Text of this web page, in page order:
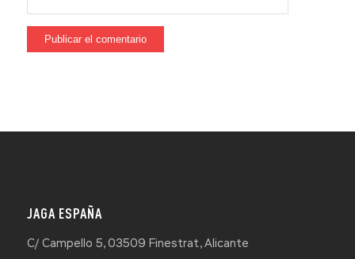
JAGA ESPAÑA
C/ Campello 5, 03509 Finestrat, Alicante